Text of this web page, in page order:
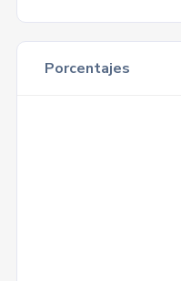
Porcentajes